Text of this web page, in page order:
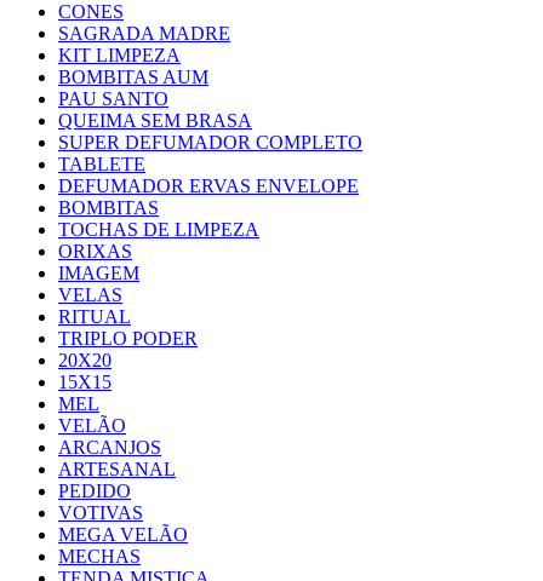
CONES
SAGRADA MADRE
KIT LIMPEZA
BOMBITAS AUM
PAU SANTO
QUEIMA SEM BRASA
SUPER DEFUMADOR COMPLETO
TABLETE
DEFUMADOR ERVAS ENVELOPE
BOMBITAS
TOCHAS DE LIMPEZA
ORIXAS
IMAGEM
VELAS
RITUAL
TRIPLO PODER
20X20
15X15
MEL
VELÃO
ARCANJOS
ARTESANAL
PEDIDO
VOTIVAS
MEGA VELÃO
MECHAS